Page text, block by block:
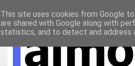
ΝΟΜΙΚΗ ΣΗΜΕΙΩΣΗ ΔΙΑΦΗΜΙΣΗ
This site uses cookies from Google
are shared with Google along with
statistics, and to detect and address